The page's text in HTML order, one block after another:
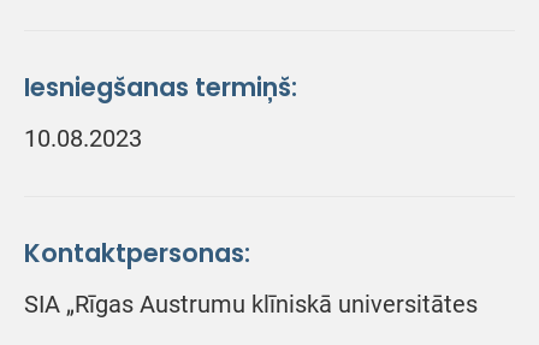
Iesniegšanas termiņš:
10.08.2023
Kontaktpersonas:
SIA „Rīgas Austrumu klīniskā universitātes